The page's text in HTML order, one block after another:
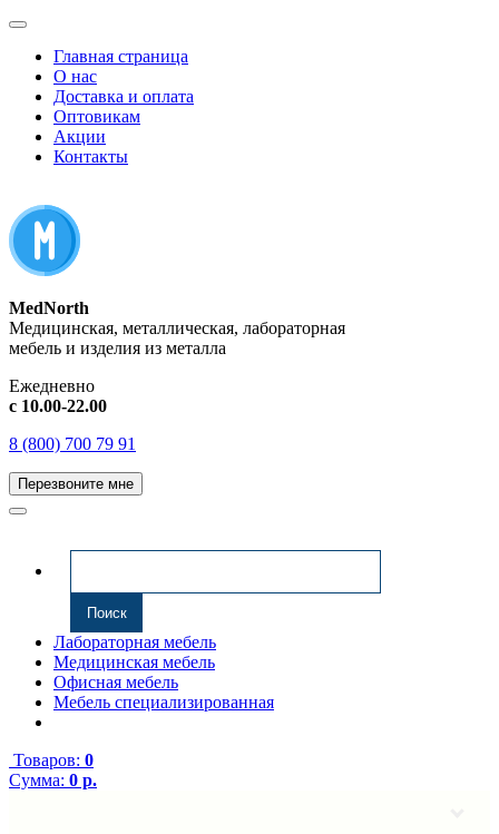
Главная страница
О нас
Доставка и оплата
Оптовикам
Акции
Контакты
MedNorth
Медицинская, металлическая, лабораторная
мебель и изделия из металла
Ежедневно
с 10.00-22.00
8 (800) 700 79 91
Перезвоните мне
Лабораторная мебель
Медицинская мебель
Офисная мебель
Мебель специализированная
Товаров: 0
Сумма: 0 р.